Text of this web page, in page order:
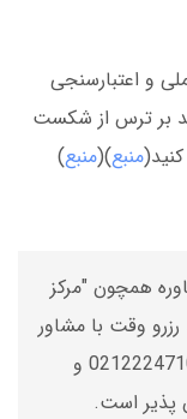
و اعتبارسنجی
بر ترس از شکست
منبع)(منبع)
همچون "مرکز
وقت با مشاور
از طریق شماره های 02122354282و 02122247100 و